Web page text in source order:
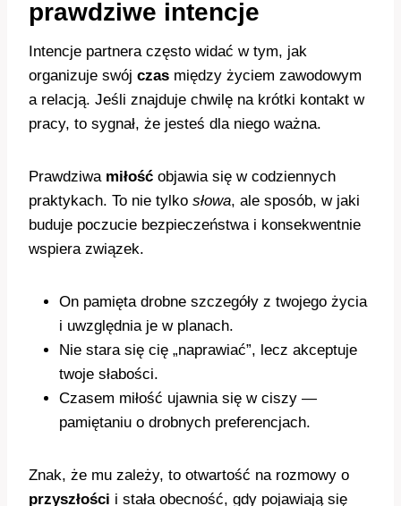
prawdziwe intencje
Intencje partnera często widać w tym, jak
organizuje swój czas między życiem zawodowym
a relacją. Jeśli znajduje chwilę na krótki kontakt w
pracy, to sygnał, że jesteś dla niego ważna.
Prawdziwa miłość objawia się w codziennych
praktykach. To nie tylko słowa, ale sposób, w jaki
buduje poczucie bezpieczeństwa i konsekwentnie
wspiera związek.
On pamięta drobne szczegóły z twojego życia
i uwzględnia je w planach.
Nie stara się cię „naprawiać”, lecz akceptuje
twoje słabości.
Czasem miłość ujawnia się w ciszy —
pamiętaniu o drobnych preferencjach.
Znak, że mu zależy, to otwartość na rozmowy o
przyszłości i stała obecność, gdy pojawiają się